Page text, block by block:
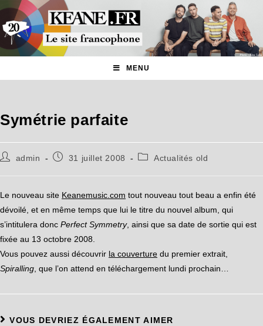
MENU
Symétrie parfaite
admin 31 juillet 2008 Actualités old
Le nouveau site Keanemusic.com tout nouveau tout beau a enfin été
dévoilé, et en même temps que lui le titre du nouvel album, qui
s’intitulera donc Perfect Symmetry, ainsi que sa date de sortie qui est
fixée au 13 octobre 2008.
Vous pouvez aussi découvrir la couverture du premier extrait,
Spiralling, que l’on attend en téléchargement lundi prochain…
VOUS DEVRIEZ ÉGALEMENT AIMER